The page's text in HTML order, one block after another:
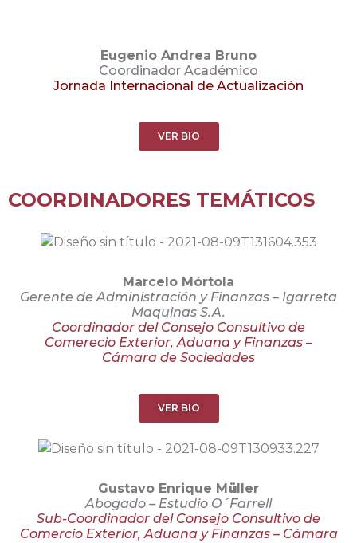
Eugenio Andrea Bruno
Coordinador Académico
Jornada Internacional de Actualización
VER BIO
COORDINADORES TEMÁTICOS
Marcelo Mórtola
Gerente de Administración y Finanzas – Igarreta
Maquinas S.A.
Coordinador del Consejo Consultivo de
Comerecio Exterior, Aduana y Finanzas –
Cámara de Sociedades
VER BIO
Gustavo Enrique Müller
Abogado – Estudio O´Farrell
Sub-Coordinador del Consejo Consultivo de
Comercio Exterior, Aduana y Finanzas – Cámara